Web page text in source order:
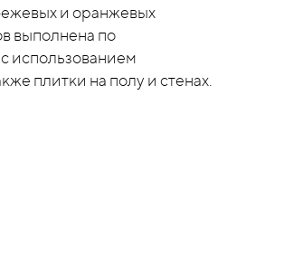
и оранжевых
выполнена по
использованием
плитки на полу и стенах.